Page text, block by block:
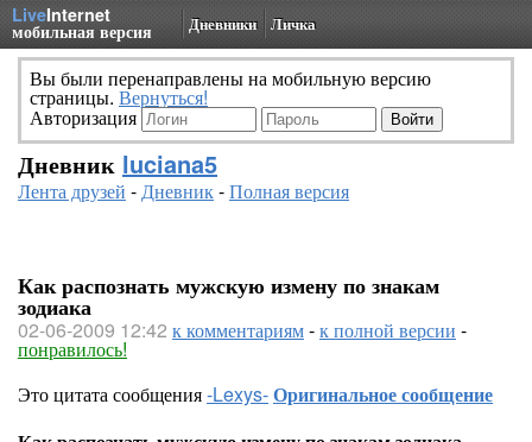
LiveInternet
мобильная версия Дневники Личка
Вы были перенаправлены на мобильную версию
страницы. Вернуться!
Авторизация
Дневник luciana5
Лента друзей -Дневник-Полная версия
Как распознать мужскую измену по знакам
зодиака
02-06-2009 12:42 к комментариям-к полной версии -
понравилось!
Это цитата сообщения-Lexys-Оригинальное сообщение